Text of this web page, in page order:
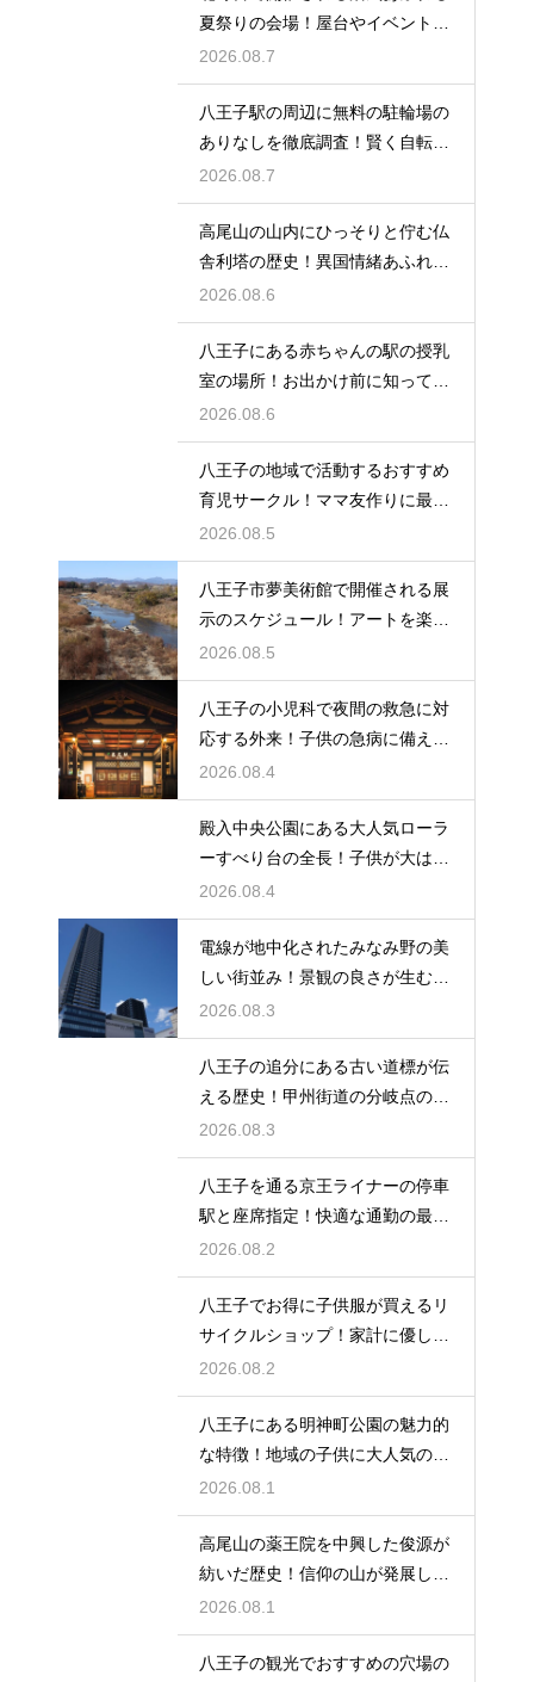
夏祭りの会場！屋台やイベントを
大満喫
2026.08.7
八王子駅の周辺に無料の駐輪場の
ありなしを徹底調査！賢く自転車
を止める
2026.08.7
高尾山の山内にひっそりと佇む仏
舎利塔の歴史！異国情緒あふれる
建造物
2026.08.6
八王子にある赤ちゃんの駅の授乳
室の場所！お出かけ前に知ってお
きたい事
2026.08.6
八王子の地域で活動するおすすめ
育児サークル！ママ友作りに最適
な場所
2026.08.5
八王子市夢美術館で開催される展
示のスケジュール！アートを楽し
む休日の旅
2026.08.5
八王子の小児科で夜間の救急に対
応する外来！子供の急病に備える
安心情報
2026.08.4
殿入中央公園にある大人気ローラ
ーすべり台の全長！子供が大はし
ゃぎの遊具
2026.08.4
電線が地中化されたみなみ野の美
しい街並み！景観の良さが生む住
みやすさ
2026.08.3
八王子の追分にある古い道標が伝
える歴史！甲州街道の分岐点の真
実に迫る
2026.08.3
八王子を通る京王ライナーの停車
駅と座席指定！快適な通勤の最強
の裏ワザ
2026.08.2
八王子でお得に子供服が買えるリ
サイクルショップ！家計に優しい
お店特集
2026.08.2
八王子にある明神町公園の魅力的
な特徴！地域の子供に大人気の遊
び場紹介
2026.08.1
高尾山の薬王院を中興した俊源が
紡いだ歴史！信仰の山が発展した
理由とは
2026.08.1
八王子の観光でおすすめの穴場の